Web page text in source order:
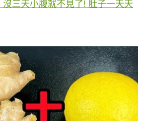
三天小腹就不見了! 肚子一天天